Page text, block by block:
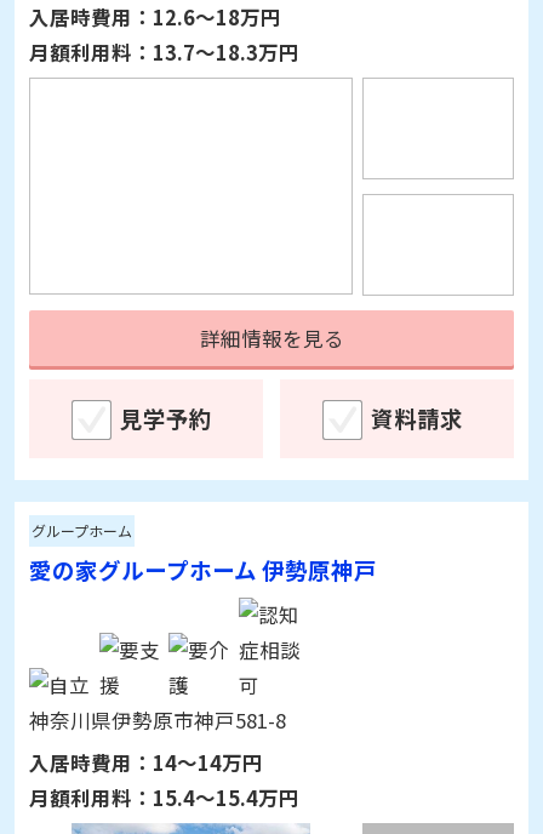
入居時費用： 12.6～18万円
月額利用料： 13.7～18.3万円
詳細情報を見る
見学予約 資料請求
グループホーム
愛の家グループホーム 伊勢原神戸
神奈川県伊勢原市神戸581-8
入居時費用： 14～14万円
月額利用料： 15.4～15.4万円